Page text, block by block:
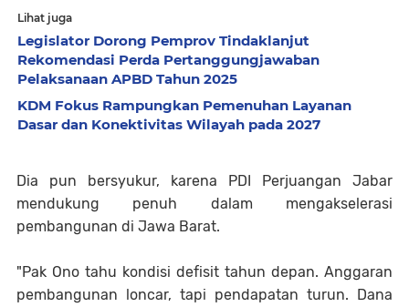
Lihat juga
Legislator Dorong Pemprov Tindaklanjut
Rekomendasi Perda Pertanggungjawaban
Pelaksanaan APBD Tahun 2025
KDM Fokus Rampungkan Pemenuhan Layanan
Dasar dan Konektivitas Wilayah pada 2027
Dia pun bersyukur, karena PDI Perjuangan Jabar
mendukung penuh dalam mengakselerasi
pembangunan di Jawa Barat.
"Pak Ono tahu kondisi defisit tahun depan. Anggaran
pembangunan loncar, tapi pendapatan turun. Dana